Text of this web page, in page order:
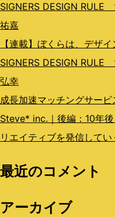
SIGNERS DESIGN RULE
祐嘉
【連載】ぼくらは、デザ
SIGNERS DESIGN RULE
弘幸
成長加速マッチングサービ
Steve* inc.｜後編：10年
リエイティブを発信してい
最近のコメント
アーカイブ